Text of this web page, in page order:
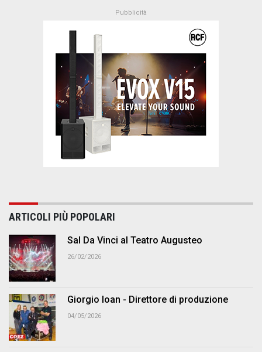
ARTICOLI PIÙ POPOLARI
Sal Da Vinci al Teatro Augusteo
26/02/2026
Giorgio Ioan - Direttore di produzione
04/05/2026